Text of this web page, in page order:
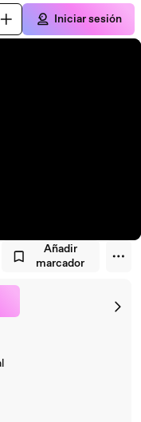
Iniciar sesión
Añadir
marcador